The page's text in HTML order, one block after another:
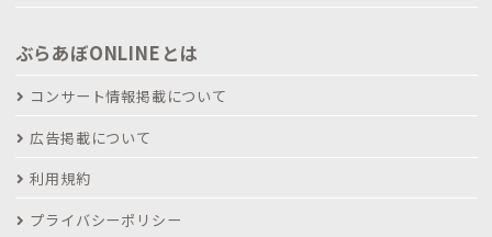
ぶらあぼONLINEとは
コンサート情報掲載について
広告掲載について
利用規約
プライバシーポリシー